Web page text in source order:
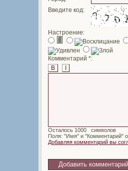
Введите код:
Настроение:
Комментарий *:
B
I
Осталось
символов
Поля: "Имя" и "Комментарий"
Добавляя комментарий вы